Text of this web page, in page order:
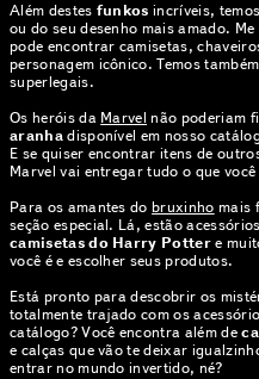
Além destes funkos incríveis,
ou do seu desenho mais amado.
pode encontrar camisetas,
personagem icônico. Temos
superlegais.
Os heróis da Marvel não poderiam
aranhadisponível em nosso
E se quiser encontrar itens de
Marvel vai entregar tudo o que
Para os amantes dobruxinho mais
seção especial. Lá, estão
camisetas do Harry Potter e
você é e escolher seus produtos.
Está pronto para descobrir os
totalmente trajado com os
catálogo? Você encontra além de
e calças que vão te deixar
entrar no mundo invertido, né?